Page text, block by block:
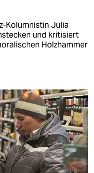
Kolumnistin Julia
und kritisiert
Holzhammer